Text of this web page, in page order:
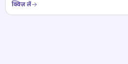
क्विज़ लें